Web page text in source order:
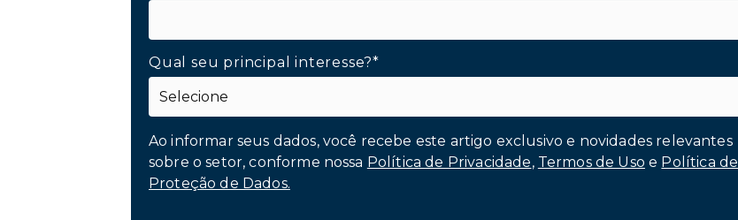
Qual seu principal interesse?*
Ao informar seus dados, você recebe este artigo exclusivo e novidades relevantes
sobre o setor, conforme nossa Política de Privacidade, Termos de Uso e Política de
Proteção de Dados.